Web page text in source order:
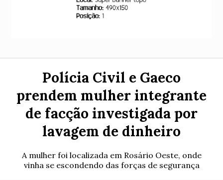
Polícia Civil e Gaeco
prendem mulher integrante
de facção investigada por
lavagem de dinheiro
A mulher foi localizada em Rosário Oeste, onde
vinha se escondendo das forças de segurança